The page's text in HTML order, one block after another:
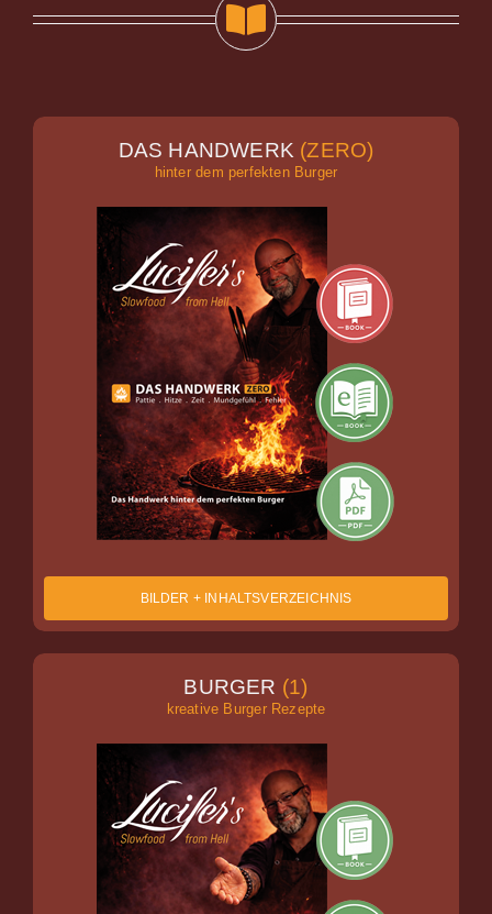
DAS HANDWERK (ZERO)
hinter dem perfekten Burger
BILDER + INHALTSVERZEICHNIS
BURGER (1)
kreative Burger Rezepte